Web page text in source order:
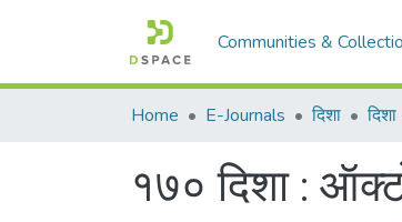
Communities &
Home E-Journals दिशा
१७० दिशा :